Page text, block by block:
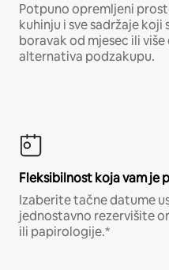
Potpuno opremljeni
kuhinju i sve sadržaje
boravak od mjesec ili više
alternativa podzakupu.
Fleksibilnost koja vam je
Izaberite tačne datume
jednostavno rezervišite
ili papirologije.*